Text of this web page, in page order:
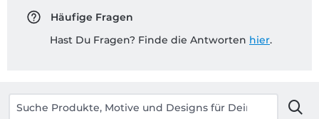
Häufige Fragen
Hast Du Fragen? Finde die Antworten hier.